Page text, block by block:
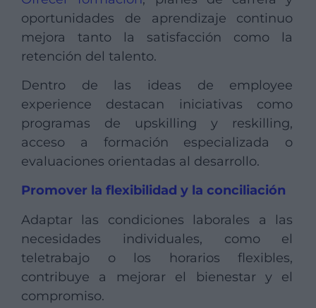
oportunidades de aprendizaje continuo
mejora tanto la satisfacción como la
retención del talento.
Dentro de las ideas de employee
experience destacan iniciativas como
programas de upskilling y reskilling,
acceso a formación especializada o
evaluaciones orientadas al desarrollo.
Promover la flexibilidad y la conciliación
Adaptar las condiciones laborales a las
necesidades individuales, como el
teletrabajo o los horarios flexibles,
contribuye a mejorar el bienestar y el
compromiso.